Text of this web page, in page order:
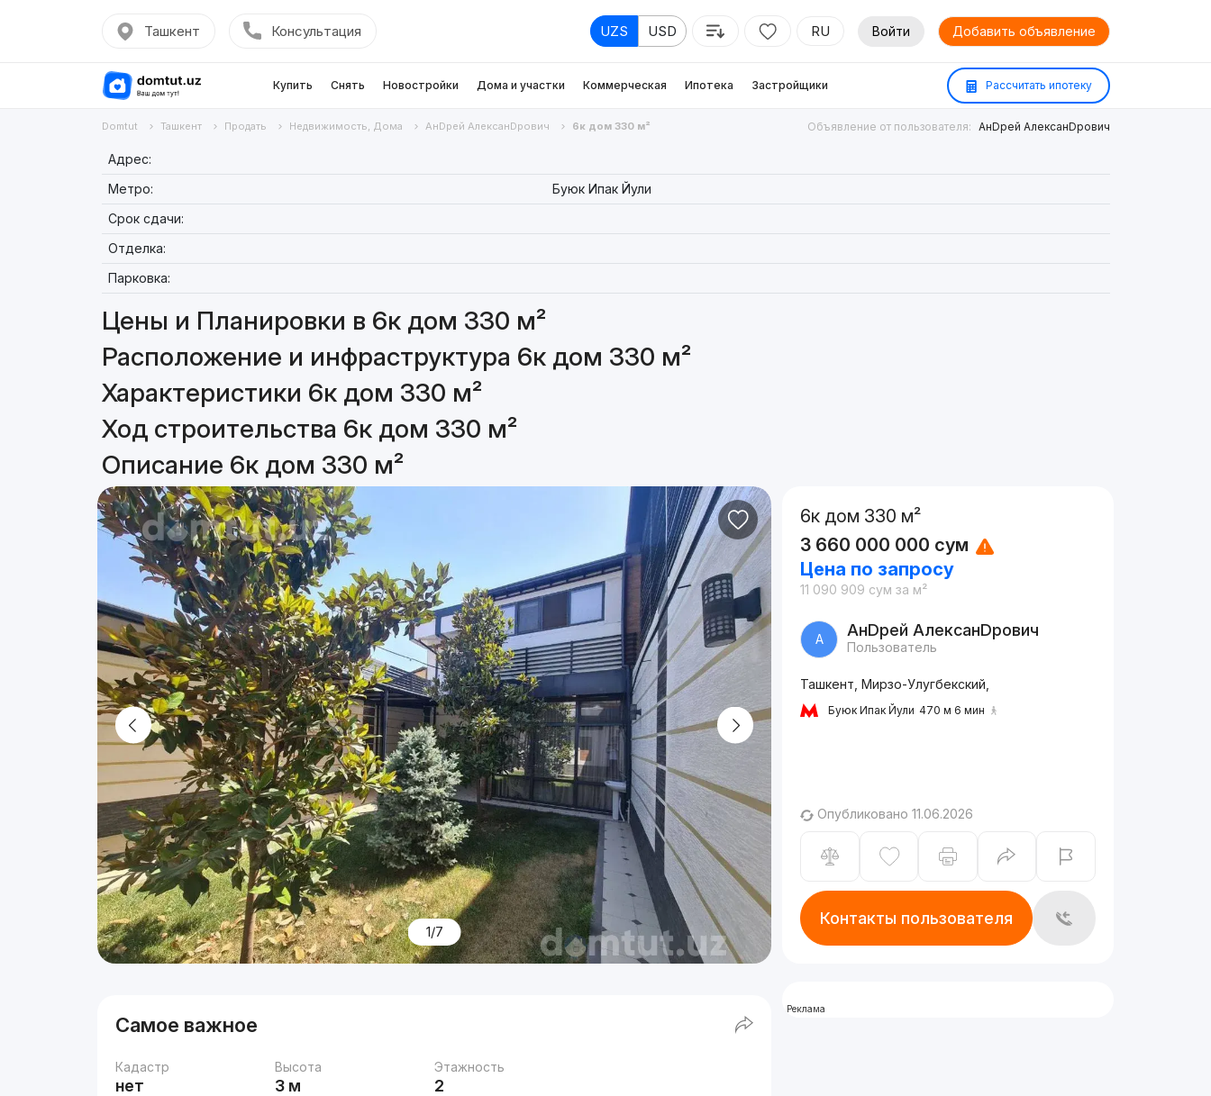
Ташкент Консультация UZS USD RU Войти Добавить объявление
Купить Снять Новостройки Дома и участки Коммерческая Ипотека Застройщики Рассчитать ипотеку
Domtut Ташкент Продать Недвижимость, Дома АнDрей АлексанDрович 6к дом 330 м² Объявление от пользователя: АнDрей АлексанDрович
Адрес:
Метро:
Буюк Ипак Йули
Срок сдачи:
Отделка:
Парковка:
Цены и Планировки в 6к дом 330 м²
Расположение и инфраструктура 6к дом 330 м²
Характеристики 6к дом 330 м²
Ход строительства 6к дом 330 м²
Описание 6к дом 330 м²
1/7
Самое важное
Кадастр
нет
Высота
3 м
Этажность
2
6к дом 330 м²
3 660 000 000 сум
Цена по запросу
11 090 909 сум за м²
А АнDрей АлексанDрович
Пользователь
Ташкент, Мирзо-Улугбекский,
Буюк Ипак Йули 470 м 6 мин
Опубликовано 11.06.2026
Контакты пользователя
Реклама